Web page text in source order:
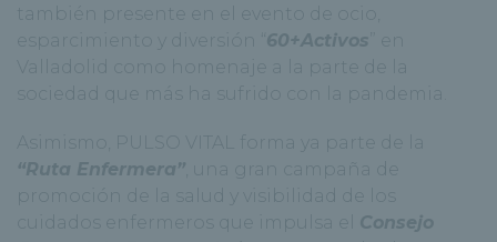
también presente en el evento de ocio,
esparcimiento y diversión “ 60+Activos
” en
Valladolid como homenaje a la parte de la
sociedad que más ha sufrido con la pandemia.
Asimismo, PULSO VITAL forma ya parte de la
“Ruta Enfermera” , una gran campaña de
promoción de la salud y visibilidad de los
cuidados enfermeros que impulsa el Consejo